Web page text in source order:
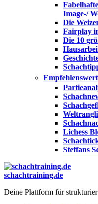
Image-/
Die
Fairplay
Die 10
Empfehlenswert
Lichess
Steffans
schachtraining.de
Deine Plattform für